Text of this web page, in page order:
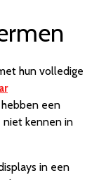
hun volledige
een
niet kennen in
in een